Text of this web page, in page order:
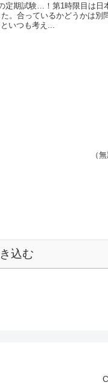
定期試験…！第1時限目は日
。合っているかどうかは
いつも考え...
（
込む